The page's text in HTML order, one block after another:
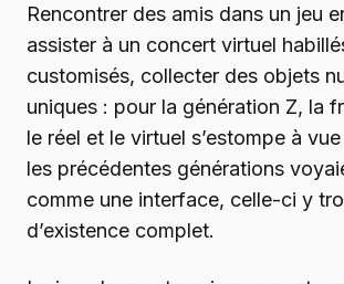
Rencontrer des amis dans un jeu
assister à un concert virtuel
customisés, collecter des objets
uniques : pour la génération Z, la
le réel et le virtuel s’estompe à
les précédentes générations
comme une interface, celle-ci y
d’existence complet.